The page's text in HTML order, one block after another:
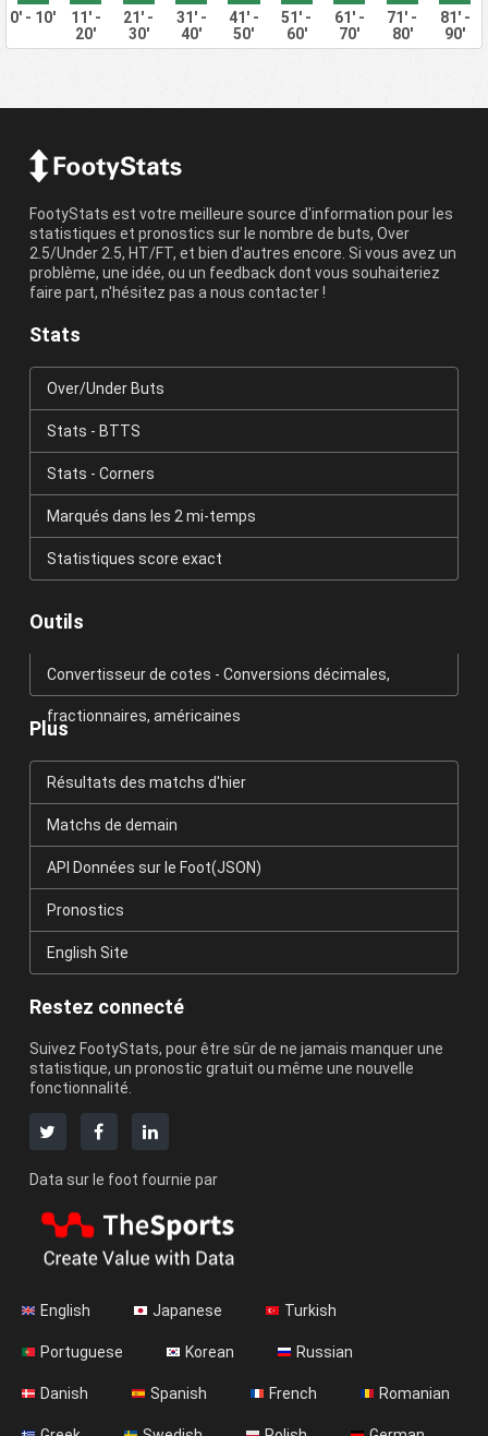
0' - 10'
11' -
20'
21' -
30'
31' -
40'
41' -
50'
51' -
60'
61' -
70'
71' -
80'
81' -
90'
FootyStats est votre meilleure source d'information pour les
statistiques et pronostics sur le nombre de buts, Over
2.5/Under 2.5, HT/FT, et bien d'autres encore. Si vous avez un
problème, une idée, ou un feedback dont vous souhaiteriez
faire part, n'hésitez pas a nous contacter !
Stats
Over/Under Buts
Stats - BTTS
Stats - Corners
Marqués dans les 2 mi-temps
Statistiques score exact
Outils
Convertisseur de cotes - Conversions décimales,
fractionnaires, américaines
Plus
Résultats des matchs d'hier
Matchs de demain
API Données sur le Foot(JSON)
Pronostics
English Site
Restez connecté
Suivez FootyStats, pour être sûr de ne jamais manquer une
statistique, un pronostic gratuit ou même une nouvelle
fonctionnalité.
Data sur le foot fournie par
English Japanese Turkish
Portuguese Korean Russian
Danish Spanish French Romanian